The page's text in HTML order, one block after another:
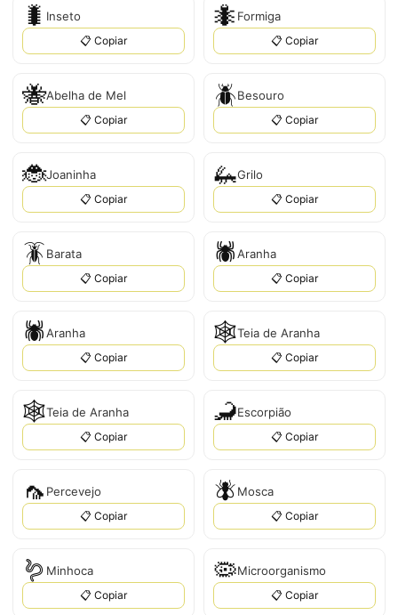
🐛 Inseto
📋 Copiar
🐜 Formiga
📋 Copiar
🐝Abelha de Mel
📋 Copiar
🪲Besouro
📋 Copiar
🐞Joaninha
📋 Copiar
🦗Grilo
📋 Copiar
🪳Barata
📋 Copiar
🕷️Aranha
📋 Copiar
🕷Aranha
📋 Copiar
🕸️Teia de Aranha
📋 Copiar
🕸Teia de Aranha
📋 Copiar
🦂Escorpião
📋 Copiar
🦟 Percevejo
📋 Copiar
🪰Mosca
📋 Copiar
🪱 Minhoca
📋 Copiar
🦠Microorganismo
📋 Copiar